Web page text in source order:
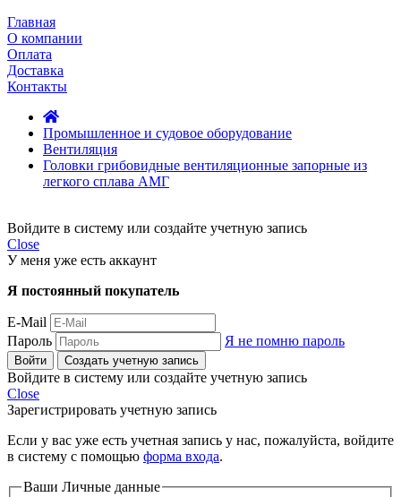
Главная
О компании
Оплата
Доставка
Контакты
Промышленное и судовое оборудование
Вентиляция
Головки грибовидные вентиляционные запорные из
легкого сплава АМГ
Войдите в систему или создайте учетную запись
Close
У меня уже есть аккаунт
Я постоянный покупатель
E-Mail
Пароль
Я не помню пароль
Войти Создать учетную запись
Войдите в систему или создайте учетную запись
Close
Зарегистрировать учетную запись
Если у вас уже есть учетная запись у нас, пожалуйста, войдите
в систему с помощью форма входа.
Ваши Личные данные